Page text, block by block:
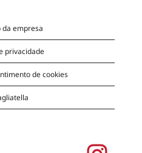
da empresa
privacidade
de cookies